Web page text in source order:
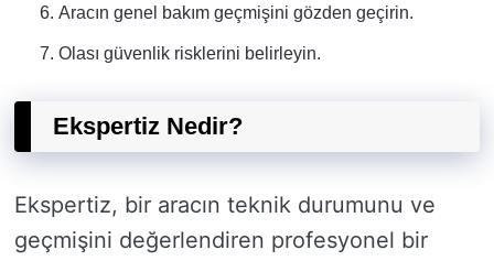
Aracın genel bakım geçmişini gözden geçirin.
Olası güvenlik risklerini belirleyin.
Ekspertiz Nedir?
Ekspertiz, bir aracın teknik durumunu ve
geçmişini değerlendiren profesyonel bir